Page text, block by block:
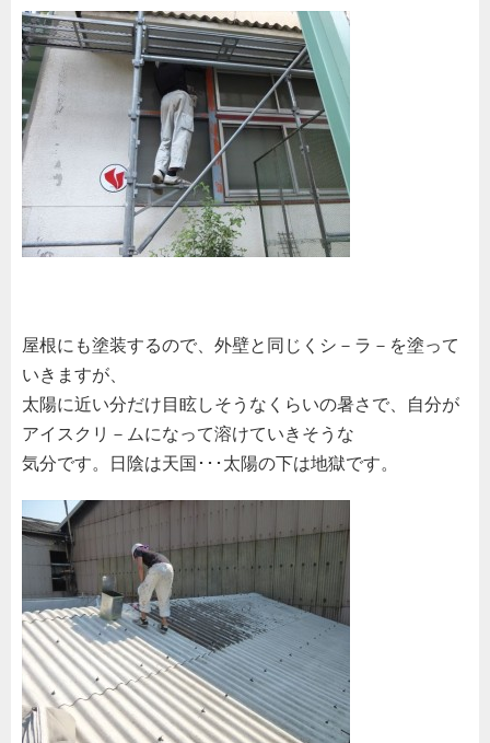
屋根にも塗装するので、外壁と同じくシ－ラ－を塗って
いきますが、
太陽に近い分だけ目眩しそうなくらいの暑さで、自分が
アイスクリ－ムになって溶けていきそうな
気分です。日陰は天国･･･太陽の下は地獄です。